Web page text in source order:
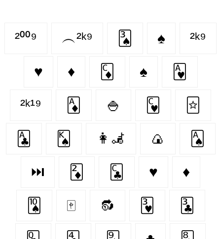
²⁰⁰⁹ ︵²ᵏ⁹ 🂣 ♠ ²ᵏ⁹
♥ ♦️ 🃌 ♠️ 🂱
²ᵏ¹⁹ 🃁 🍚 🂼 🃟
🃑 🂮 👩‍🦼‍ 🍙 🂡
⏭ 🃂 🃜 ♥️ ♦
🂪 🀄 🔂 🂳 🃓